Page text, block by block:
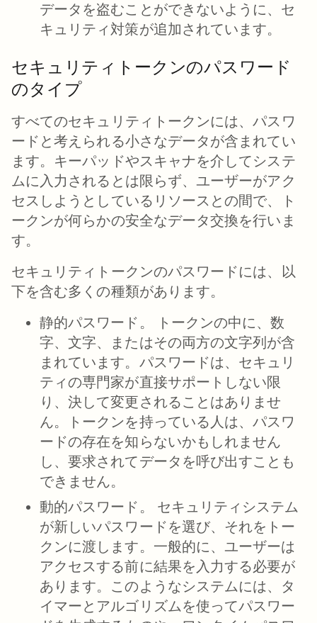
データを盗むことができないように、 セ
キュリティ対策が追加されています。
セキュリティトークンのパスワード
のタイプ
すべてのセキュリティトークンには、パスワ
ードと考えられる小さなデータが含まれてい
ます。キーパッドやスキャナを介してシステ
ムに入力されるとは限らず、ユーザーがアク
セスしようとしているリソースとの間で、ト
ークンが何らかの安全なデータ交換を行いま
す。
セキュリティトークンのパスワードには、以
下を含む多くの種類があります。
静的パスワード。
トークンの中に、数
字、文字、またはその両方の文字列が含
まれています。パスワードは、セキュリ
ティの専門家が直接サポートしない限
り、決して変更されることはありませ
ん。トークンを持っている人は、パスワ
ードの存在を知らないかもしれません
し、要求されてデータを呼び出すことも
できません。
動的パスワード。 セキュリティシステム
が新しいパスワードを選び、それをトー
クンに渡します。一般的に、ユーザーは
アクセスする前に結果を入力する必要が
あります。このようなシステムには、タ
イマーとアルゴリズムを使ってパスワー